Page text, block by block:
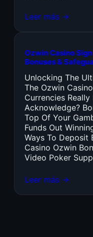
Leer más →
Ozwin Casino
Bonuses &
Unlocking The
The Ozwin
Currencies
Acknowledge?
Top Of Your
Funds Out
Ways To Deposit
Casino Ozwin
Video Poker
Leer más →